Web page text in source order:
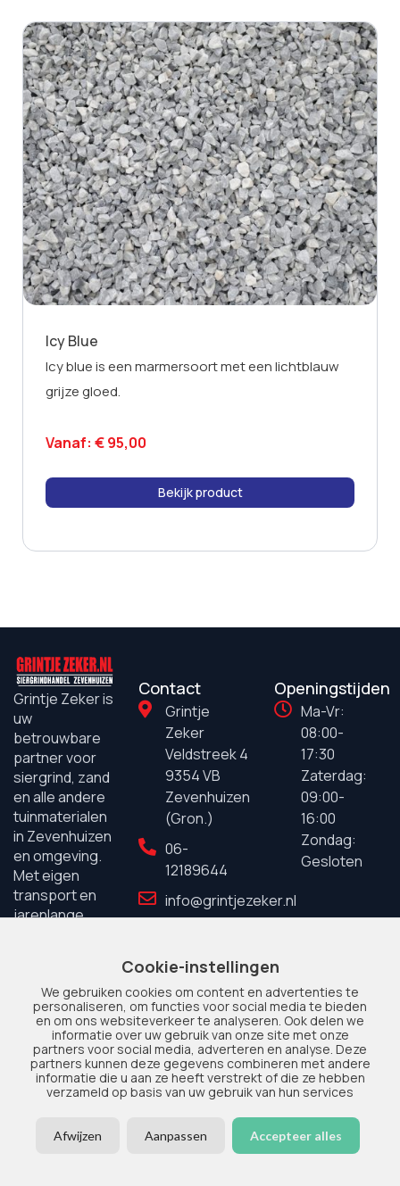
Icy Blue
Icy blue is een marmersoort met een lichtblauw
grijze gloed.
Vanaf: €95,00
Bekijk product
Grintje Zeker is
uw
betrouwbare
partner voor
siergrind, zand
en alle andere
tuinmaterialen
in Zevenhuizen
en omgeving.
Met eigen
transport en
jarenlange
service.
Contact
Grintje
Zeker
Veldstreek 4
9354 VB
Zevenhuizen
(Gron.)
06-
12189644
info@grintjezeker.nl
Openingstijden
Ma-Vr:
08:00-
17:30
Zaterdag:
09:00-
16:00
Zondag:
Gesloten
rechten voorbehouden.
Privacy Sitemap
Cookie-instellingen
We gebruiken cookies om content en advertenties te
personaliseren, om functies voor social media te bieden
en om ons websiteverkeer te analyseren. Ook delen we
informatie over uw gebruik van onze site met onze
partners voor social media, adverteren en analyse. Deze
partners kunnen deze gegevens combineren met andere
informatie die u aan ze heeft verstrekt of die ze hebben
verzameld op basis van uw gebruik van hun services
Afwijzen Aanpassen Accepteer alles